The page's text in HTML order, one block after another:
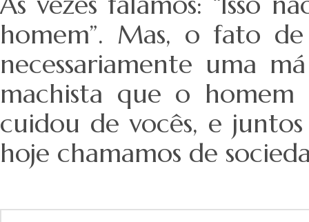
homem”. Mas, o fato
necessariamente uma
machista que o
cuidou de vocês, e
hoje chamamos de